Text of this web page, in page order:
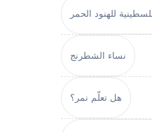
للهنود الحمر
نساء الشطرنج
هل تعلّم نمر؟